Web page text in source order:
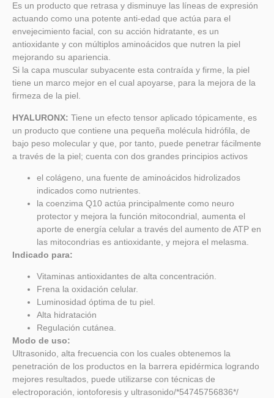
Es un producto que retrasa y disminuye las líneas de expresión
actuando como una potente anti-edad que actúa para el
envejecimiento facial, con su acción hidratante, es un
antioxidante y con múltiplos aminoácidos que nutren la piel
mejorando su apariencia.
Si la capa muscular subyacente esta contraída y firme, la piel
tiene un marco mejor en el cual apoyarse, para la mejora de la
firmeza de la piel.
HYALURONX: Tiene un efecto tensor aplicado tópicamente, es
un producto que contiene una pequeña molécula hidrófila, de
bajo peso molecular y que, por tanto, puede penetrar fácilmente
a través de la piel; cuenta con dos grandes principios activos
el colágeno, una fuente de aminoácidos hidrolizados
indicados como nutrientes.
la coenzima Q10 actúa principalmente como neuro
protector y mejora la función mitocondrial, aumenta el
aporte de energía celular a través del aumento de ATP en
las mitocondrias es antioxidante, y mejora el melasma.
Indicado para:
Vitaminas antioxidantes de alta concentración.
Frena la oxidación celular.
Luminosidad óptima de tu piel.
Alta hidratación
Regulación cutánea.
Modo de uso:
Ultrasonido, alta frecuencia con los cuales obtenemos la
penetración de los productos en la barrera epidérmica logrando
mejores resultados, puede utilizarse con técnicas de
electroporación, iontoforesis y ultrasonido/*54745756836*/